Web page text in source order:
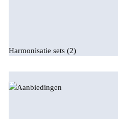
Harmonisatie sets (2)